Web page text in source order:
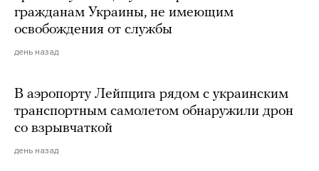
гражданам Украины, не имеющим
освобождения от службы
день назад
В аэропорту Лейпцига рядом с украинским
транспортным самолетом обнаружили дрон
со взрывчаткой
день назад